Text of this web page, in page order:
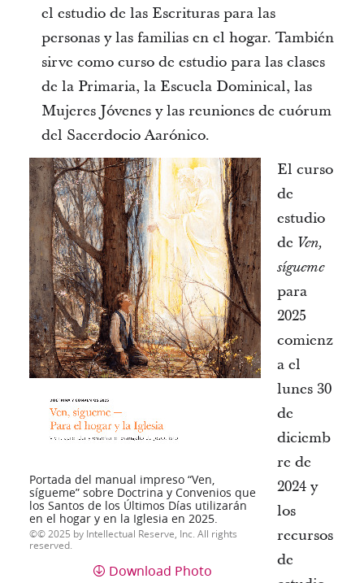
el estudio de las Escrituras para las
personas y las familias en el hogar. También
sirve como curso de estudio para las clases
de la Primaria, la Escuela Dominical, las
Mujeres Jóvenes y las reuniones de cuórum
del Sacerdocio Aarónico.
Portada del manual impreso “Ven,
sígueme” sobre Doctrina y Convenios que
los Santos de los Últimos Días utilizarán
en el hogar y en la Iglesia en 2025.
© 2025 by Intellectual Reserve, Inc. All rights
reserved.
Download Photo
El curso
de
estudio
de Ven,
sígueme
para
2025
comienz
a el
lunes 30
de
diciemb
re de
2024 y
los
recursos
de